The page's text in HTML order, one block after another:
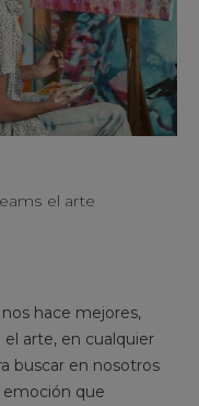
el arte
hace mejores,
el arte, en cualquier
buscar en nosotros
emoción que